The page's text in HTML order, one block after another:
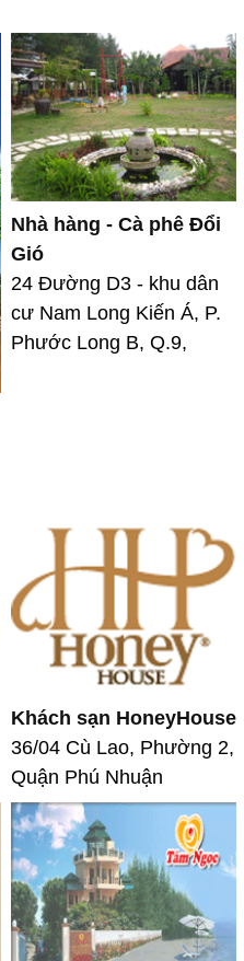
Nhà hàng - Cà phê Đổi
Gió
24 Đường D3 - khu dân
cư Nam Long Kiến Á, P.
Phước Long B, Q.9,
Khách sạn HoneyHouse
36/04 Cù Lao, Phường 2,
Quận Phú Nhuận